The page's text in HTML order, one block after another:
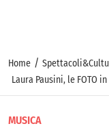
Home /
Laura Pausini, le FOTO
MUSICA